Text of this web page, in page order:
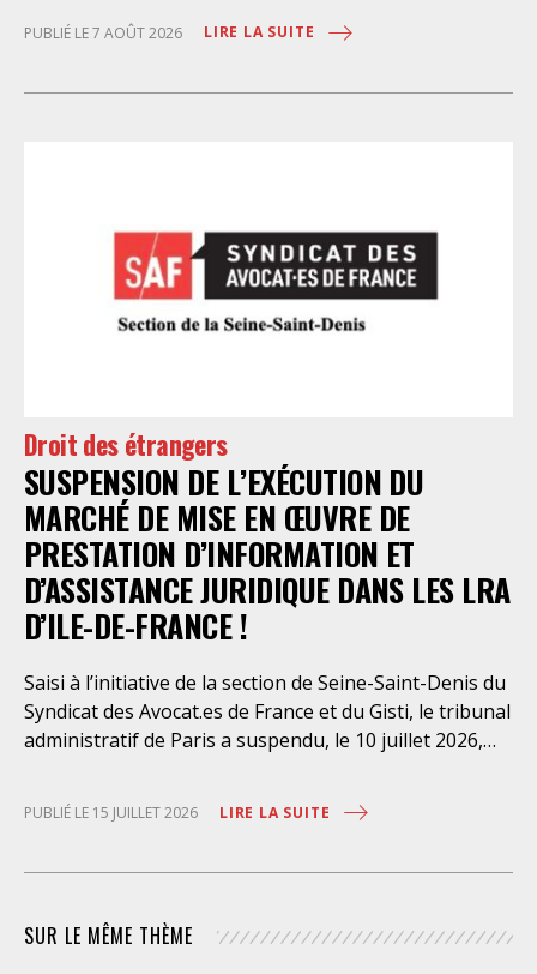
personnes retenues à l’infirmerie psychiatrique de la
préfecture de police de Paris. Près d’ici mais loin des
en évidence des violations graves des droits les plus
élémentaires. Saisi par le SAF Paris et la LDH, avec
l’intervention volontaire de l’association Avocats
Droits et Psychiatrie, le tribunal administratif de Paris
Paris en avait interjeté appel. Par ordonnance du 4
août dernier, le Conseil d’Etat a aboli les privilèges
dont l’infirmerie psychiatrique de la préfecture de
police a depuis trop longtemps
PUBLIÉ LE 7 AOÛT 2026 LIRE LA SUITE
Droit des étrangers
SUSPENSION DE L’EXÉCUTION DU
MARCHÉ DE MISE EN ŒUVRE DE
PRESTATION D’INFORMATION ET
D’ASSISTANCE JURIDIQUE DANS LES LRA
D’ILE-DE-FRANCE !
Saisi à l’initiative de la section de Seine-Saint-Denis du
Syndicat des Avocat.es de France et du Gisti, le tribunal
administratif de Paris a suspendu, le 10 juillet 2026,
œuvre de prestations d’information et d’assistance
juridique des étrangers maintenus dans les locaux de
droits fondamentaux des personnes retenues et
PUBLIÉ LE 15 JUILLET 2026 LIRE LA SUITE
SUR LE MÊME THÈME